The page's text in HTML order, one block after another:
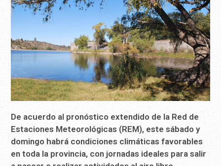
De acuerdo al pronóstico extendido de la Red de
Estaciones Meteorológicas (REM), este sábado y
domingo habrá condiciones climáticas favorables
en toda la provincia, con jornadas ideales para salir